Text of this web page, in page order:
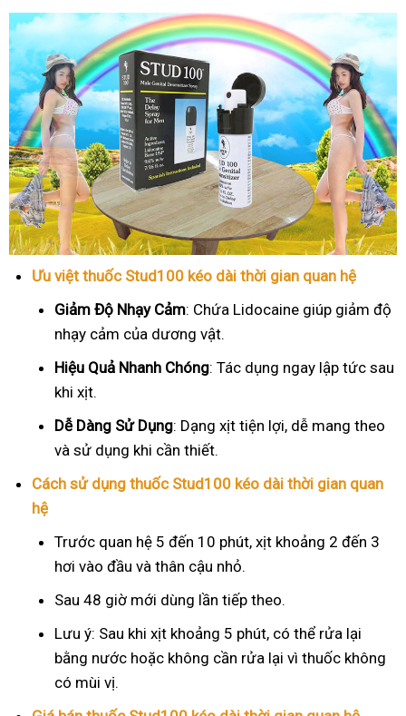
Ưu việt thuốc Stud100 kéo dài thời gian quan hệ
Giảm Độ Nhạy Cảm: Chứa Lidocaine giúp giảm độ
nhạy cảm của dương vật.
Hiệu Quả Nhanh Chóng: Tác dụng ngay lập tức sau
khi xịt.
Dễ Dàng Sử Dụng: Dạng xịt tiện lợi, dễ mang theo
và sử dụng khi cần thiết.
Cách sử dụng thuốc Stud100 kéo dài thời gian quan
hệ
Trước quan hệ 5 đến 10 phút, xịt khoảng 2 đến 3
hơi vào đầu và thân cậu nhỏ.
Sau 48 giờ mới dùng lần tiếp theo.
Lưu ý: Sau khi xịt khoảng 5 phút, có thể rửa lại
bằng nước hoặc không cần rửa lại vì thuốc không
có mùi vị.